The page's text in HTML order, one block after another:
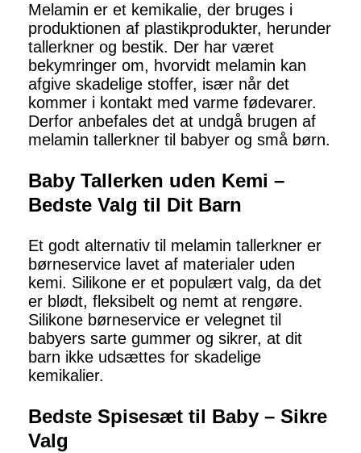
Melamin er et kemikalie, der bruges i
produktionen af plastikprodukter, herunder
tallerkner og bestik. Der har været
bekymringer om, hvorvidt melamin kan
afgive skadelige stoffer, især når det
kommer i kontakt med varme fødevarer.
Derfor anbefales det at undgå brugen af
melamin tallerkner til babyer og små børn.
Baby Tallerken uden Kemi –
Bedste Valg til Dit Barn
Et godt alternativ til melamin tallerkner er
børneservice lavet af materialer uden
kemi. Silikone er et populært valg, da det
er blødt, fleksibelt og nemt at rengøre.
Silikone børneservice er velegnet til
babyers sarte gummer og sikrer, at dit
barn ikke udsættes for skadelige
kemikalier.
Bedste Spisesæt til Baby – Sikre
Valg